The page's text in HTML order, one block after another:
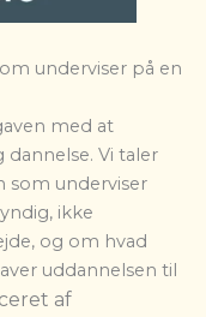
underviser på en
med at
Vi taler
som underviser
ikke
og om hvad
uddannelsen til
af